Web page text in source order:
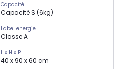
Capacité
Capacité S (6kg)
Label energie
Classe A
L x H x P
40 x 90 x 60 cm